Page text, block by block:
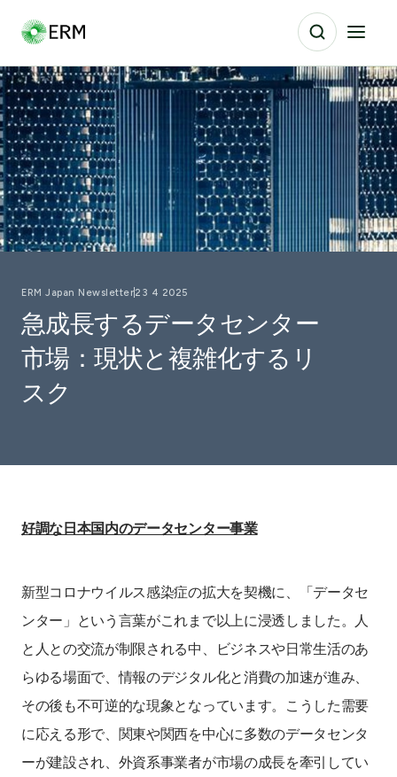
ERM Japan Newsletter23 4 2025
急成長するデータセンター
市場：現状と複雑化するリ
スク
好調な日本国内のデータセンター事業
新型コロナウイルス感染症の拡大を契機に、「データセ
ンター」という言葉がこれまで以上に浸透しました。人
と人との交流が制限される中、ビジネスや日常生活のあ
らゆる場面で、情報のデジタル化と消費の加速が進み、
その後も不可逆的な現象となっています。こうした需要
に応える形で、関東や関西を中心に多数のデータセンタ
ーが建設され、外資系事業者が市場の成長を牽引してい